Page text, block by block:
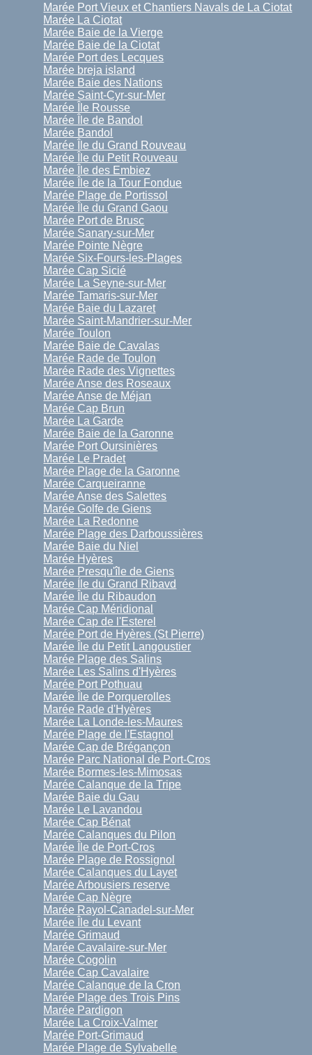
Marée Port Vieux et Chantiers Navals de La Ciotat
Marée La Ciotat
Marée Baie de la Vierge
Marée Baie de la Ciotat
Marée Port des Lecques
Marée breja island
Marée Baie des Nations
Marée Saint-Cyr-sur-Mer
Marée Île Rousse
Marée Île de Bandol
Marée Bandol
Marée Île du Grand Rouveau
Marée Île du Petit Rouveau
Marée Île des Embiez
Marée Île de la Tour Fondue
Marée Plage de Portissol
Marée Île du Grand Gaou
Marée Port de Brusc
Marée Sanary-sur-Mer
Marée Pointe Nègre
Marée Six-Fours-les-Plages
Marée Cap Sicié
Marée La Seyne-sur-Mer
Marée Tamaris-sur-Mer
Marée Baie du Lazaret
Marée Saint-Mandrier-sur-Mer
Marée Toulon
Marée Baie de Cavalas
Marée Rade de Toulon
Marée Rade des Vignettes
Marée Anse des Roseaux
Marée Anse de Méjan
Marée Cap Brun
Marée La Garde
Marée Baie de la Garonne
Marée Port Oursinières
Marée Le Pradet
Marée Plage de la Garonne
Marée Carqueiranne
Marée Anse des Salettes
Marée Golfe de Giens
Marée La Redonne
Marée Plage des Darboussières
Marée Baie du Niel
Marée Hyères
Marée Presqu'île de Giens
Marée Íle du Grand Ribavd
Marée Île du Ribaudon
Marée Cap Méridional
Marée Cap de l'Esterel
Marée Port de Hyères (St Pierre)
Marée Île du Petit Langoustier
Marée Plage des Salins
Marée Les Salins d'Hyères
Marée Port Pothuau
Marée Île de Porquerolles
Marée Rade d'Hyères
Marée La Londe-les-Maures
Marée Plage de l'Estagnol
Marée Cap de Brégançon
Marée Parc National de Port-Cros
Marée Bormes-les-Mimosas
Marée Calanque de la Tripe
Marée Baie du Gau
Marée Le Lavandou
Marée Cap Bénat
Marée Calanques du Pilon
Marée Île de Port-Cros
Marée Plage de Rossignol
Marée Calanques du Layet
Marée Arbousiers reserve
Marée Cap Nègre
Marée Rayol-Canadel-sur-Mer
Marée Île du Levant
Marée Grimaud
Marée Cavalaire-sur-Mer
Marée Cogolin
Marée Cap Cavalaire
Marée Calanque de la Cron
Marée Plage des Trois Pins
Marée Pardigon
Marée La Croix-Valmer
Marée Port-Grimaud
Marée Plage de Sylvabelle